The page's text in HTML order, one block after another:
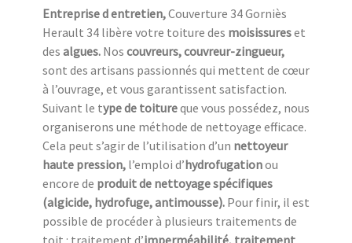
Entreprise d entretien,Couverture 34 Gorniès
Herault 34 libère votre toiture des moisissureset
des algues. Nos couvreurs, couvreur-zingueur,
sont des artisans passionnés qui mettent de cœur
à l’ouvrage, et vous garantissent satisfaction.
Suivant le type de toitureque vous possédez, nous
organiserons une méthode de nettoyage efficace.
Cela peut s’agir de l’utilisation d’un nettoyeur
haute pression, l’emploi d’hydrofugationou
encore de produit de nettoyage spécifiques
(algicide, hydrofuge, antimousse). Pour finir, il est
possible de procéder à plusieurs traitements de